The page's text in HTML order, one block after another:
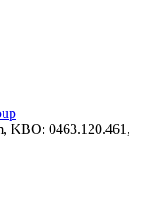
KBO: 0463.120.461,